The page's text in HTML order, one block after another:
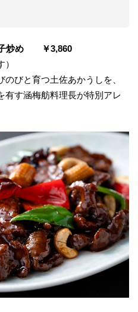
子炒め ￥3,860
びと育つ土佐あかうしを、
有す涵梅舫料理長が特別アレ